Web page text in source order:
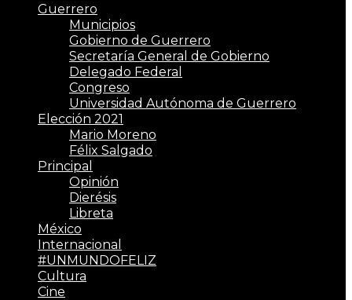
Guerrero
Municipios
Gobierno de Guerrero
Secretaría General de Gobierno
Delegado Federal
Congreso
Universidad Autónoma de Guerrero
Elección 2021
Mario Moreno
Félix Salgado
Principal
Opinión
Dierésis
Libreta
México
Internacional
#UNMUNDOFELIZ
Cultura
Cine